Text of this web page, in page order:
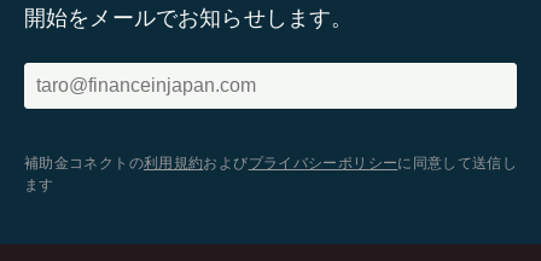
開始をメールでお知らせします。
補助金コネクトの利用規約およびプライバシーポリシーに同意して送信し
ます